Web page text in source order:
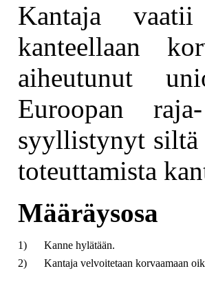
Kantaja
kanteellaan
aiheutunut
Euroopan
syyllistynyt siltä
toteuttamista
Määräysosa
1)
Kanne hylätään.
2)
Kantaja velvoitetaan korvaamaan